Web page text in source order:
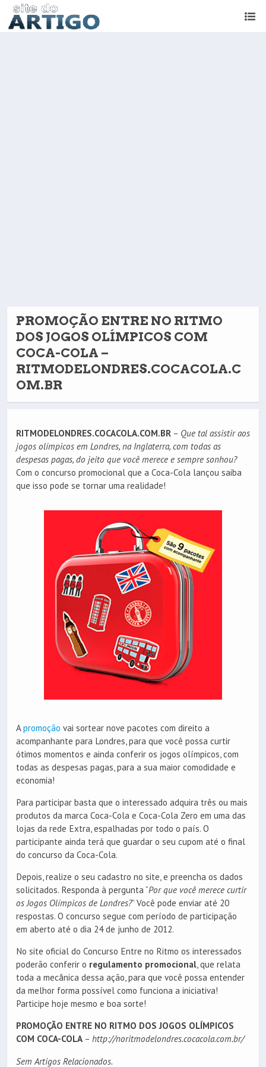
PROMOÇÃO ENTRE NO RITMO
DOS JOGOS OLÍMPICOS COM
COCA-COLA –
RITMODELONDRES.COCACOLA.C
OM.BR
RITMODELONDRES.COCACOLA.COM.BR – Que tal assistir aos
jogos olímpicos em Londres, na Inglaterra, com todas as
despesas pagas, do jeito que você merece e sempre sonhou?
Com o concurso promocional que a Coca-Cola lançou saiba
que isso pode se tornar uma realidade!
Apromoção vai sortear nove pacotes com direito a
acompanhante para Londres, para que você possa curtir
ótimos momentos e ainda conferir os jogos olímpicos, com
todas as despesas pagas, para a sua maior comodidade e
economia!
Para participar basta que o interessado adquira três ou mais
produtos da marca Coca-Cola e Coca-Cola Zero em uma das
lojas da rede Extra, espalhadas por todo o país. O
participante ainda terá que guardar o seu cupom até o final
do concurso da Coca-Cola.
Depois, realize o seu cadastro no site, e preencha os dados
solicitados. Responda à pergunta “Por que você merece curtir
os Jogos Olímpicos de Londres?” Você pode enviar até 20
respostas. O concurso segue com período de participação
em aberto até o dia 24 de junho de 2012.
No site oficial do Concurso Entre no Ritmo os interessados
poderão conferir o regulamento promocional, que relata
toda a mecânica dessa ação, para que você possa entender
da melhor forma possível como funciona a iniciativa!
Participe hoje mesmo e boa sorte!
PROMOÇÃO ENTRE NO RITMO DOS JOGOS OLÍMPICOS
COM COCA-COLA – http://noritmodelondres.cocacola.com.br/
Sem Artigos Relacionados.